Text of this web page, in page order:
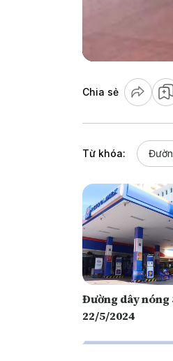
Chia sẻ
Từ khóa:
Đường dây nóng
22/5/2024